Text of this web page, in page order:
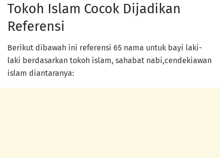
Tokoh Islam Cocok Dijadikan
Referensi
Berikut dibawah ini referensi 65 nama untuk bayi laki-
laki berdasarkan tokoh islam, sahabat nabi,cendekiawan
islam diantaranya: